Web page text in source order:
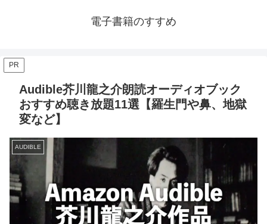
電子書籍のすすめ
PR
Audible芥川龍之介朗読オーディオブック
おすすめ聴き放題11選【羅生門や鼻、地獄
変など】
AUDIBLE